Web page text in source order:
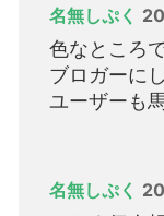
名無しぷく
色なところ
ブロガーに
ユーザーも
名無しぷく